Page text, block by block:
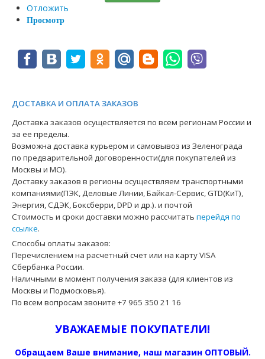
Отложить
Просмотр
ДОСТАВКА И ОПЛАТА ЗАКАЗОВ
Доставка заказов осуществляется по всем регионам России и
за ее пределы.
Возможна доставка курьером и самовывоз из Зеленограда
по предварительной договоренности(для покупателей из
Москвы и МО).
Доставку заказов в регионы осуществляем транспортными
компаниями(ПЭК, Деловые Линии, Байкал-Сервис, GTD(КиТ),
Энергия, СДЭК, Боксберри, DPD и др.). и почтой
Стоимость и сроки доставки можно рассчитать перейдя по
ссылке.
Способы оплаты заказов:
Перечислением на расчетный счет или на карту VISA
Сбербанка России.
Наличными в момент получения заказа (для клиентов из
Москвы и Подмосковья).
По всем вопросам звоните +7 965 350 21 16
УВАЖАЕМЫЕ ПОКУПАТЕЛИ!
Обращаем Ваше внимание, наш магазин ОПТОВЫЙ.